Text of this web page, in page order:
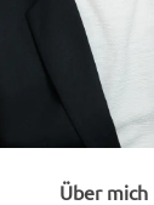
Über mich